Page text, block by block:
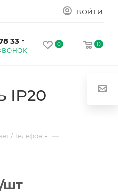
ВОЙТИ
33 0 0
IP20
/ Телефон —
/шт